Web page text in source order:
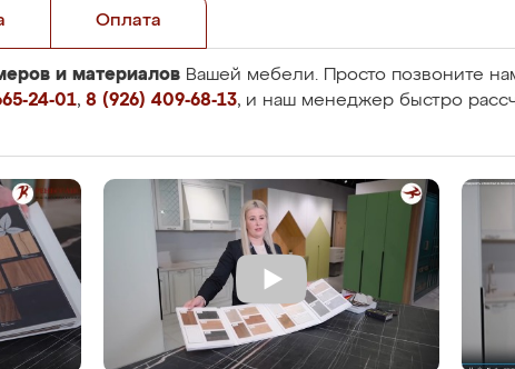
Оплата
и материалов Вашей мебели. Просто позвоните
24-01, 8 (926) 409-68-13, и наш менеджер быстро